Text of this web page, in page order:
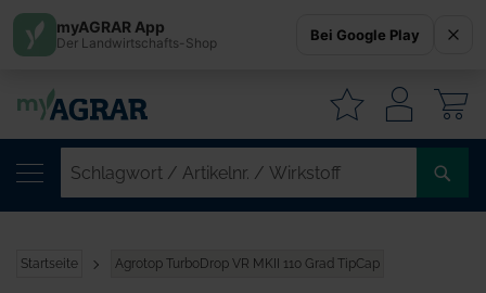
Startseite Agrotop TurboDrop VR MKII 110 Grad TipCap
myAGRAR App
Der Landwirtschafts-Shop Bei Google Play